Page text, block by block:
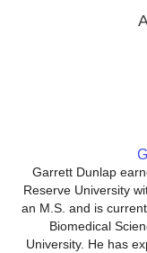
Garrett Dunlap
Reserve University
an M.S. and is
Biomedical
University. He has